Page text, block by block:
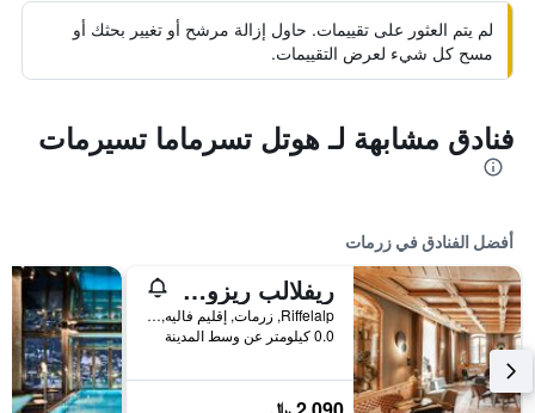
لم يتم العثور على تقييمات. حاول إزالة مرشح أو تغيير بحثك أو
مسح كل شيء لعرض التقييمات.
فنادق مشابهة لـ هوتل تسرماما تسيرمات
أفضل الفنادق في زرمات
ريفلالب ريزورت 2222 إم
Riffelalp, زرمات, إقليم فاليه, سويسرا
0.0 كيلومتر عن وسط المدينة